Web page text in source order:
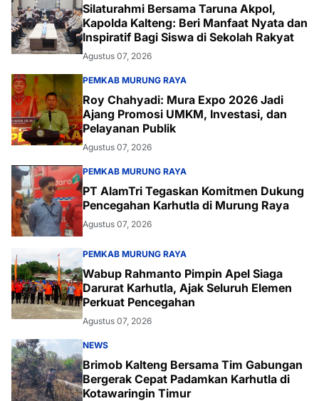
Silaturahmi Bersama Taruna Akpol,
Kapolda Kalteng: Beri Manfaat Nyata dan
Inspiratif Bagi Siswa di Sekolah Rakyat
Agustus 07, 2026
PEMKAB MURUNG RAYA
Roy Chahyadi: Mura Expo 2026 Jadi
Ajang Promosi UMKM, Investasi, dan
Pelayanan Publik
Agustus 07, 2026
PEMKAB MURUNG RAYA
PT AlamTri Tegaskan Komitmen Dukung
Pencegahan Karhutla di Murung Raya
Agustus 07, 2026
PEMKAB MURUNG RAYA
Wabup Rahmanto Pimpin Apel Siaga
Darurat Karhutla, Ajak Seluruh Elemen
Perkuat Pencegahan
Agustus 07, 2026
NEWS
Brimob Kalteng Bersama Tim Gabungan
Bergerak Cepat Padamkan Karhutla di
Kotawaringin Timur